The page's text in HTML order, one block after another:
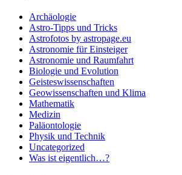
Archäologie
Astro-Tipps und Tricks
Astrofotos by astropage.eu
Astronomie für Einsteiger
Astronomie und Raumfahrt
Biologie und Evolution
Geisteswissenschaften
Geowissenschaften und Klima
Mathematik
Medizin
Paläontologie
Physik und Technik
Uncategorized
Was ist eigentlich…?